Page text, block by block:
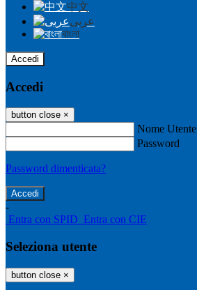
中文
عربى
বাংলা
Accedi
Accedi
button close ×
Nome Utente
Password
Password dimenticata?
-
Entra con SPID Entra con CIE
Seleziona utente
button close ×